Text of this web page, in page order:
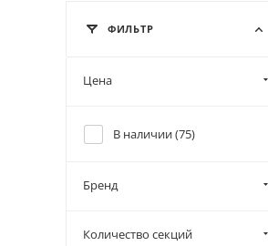
ФИЛЬТР
Цена
В наличии (75)
Бренд
Количество секций